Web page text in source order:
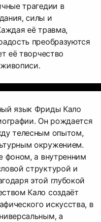
трагедии в
силы и
её травма,
преобразуются
её творчество
язык Фриды Кало
Он рождается
телесным опытом,
окружением.
фоном, а внутренним
структурой и
этой глубокой
Кало создаёт
искусства, в
а